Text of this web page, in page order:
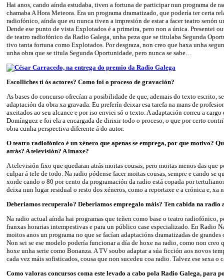
Hai anos, cando aínda estudaba, tiven a fortuna de participar nun programa de
chamaba A Hora Meteora. Era un programa dramatizado, que podería ter certa
radiofónico, aínda que eu nunca tiven a impresión de estar a facer teatro senón
Dende ese punto de vista Explotados é a primeira, pero non a única. Presentei
de teatro radiofónico da Radio Galega, unha peza que se titulaba Segunda
tivo tanta fortuna como Explotados. Por desgraza, non creo que haxa unha
unha obra que se titula Segunda Oportunidade, pero nunca se sabe…
Escolliches ti ós actores? Como foi o proceso de gravación?
As bases do concurso ofrecían a posibilidade de que, ademais do texto escrito,
adaptación da obra xa gravada. Eu preferín deixar esa tarefa na mans de
axeitados ao seu alcance e por iso enviei só o texto. A adaptación correu a cargo
Domínguez e foi ela a encargada de dirixir todo o proceso, o que por certo
obra cunha perspectiva diferente á do autor.
O teatro radiofónico é un xénero que apenas se emprega, por que motivo?
atrás? A televisión? A imaxe?
A televisión fixo que quedaran atrás moitas cousas, pero moitas menos das que
culpar á tele de todo. Na radio pódense facer moitas cousas, sempre e cando se
xorde cando o 80 por cento da programación da radio está copada por
deixa nun lugar residual o resto dos xéneros, como a reportaxe e a crónica e, xa
Deberiamos recuperalo? Deberiamos empregalo máis? Ten cabida na radio
Na radio actual aínda hai programas que teñen como base o teatro radiofónico,
franxas horarias intempestivas e para un público case especializado. En Radio
moitos anos un programa no que se facían adaptacións dramatizadas de grandes
Non sei se ese modelo podería funcionar a día de hoxe na radio, como non creo
hoxe unha serie como Bonanza. A TV soubo adaptar a súa ficción aos novos
cada vez máis sofisticados, cousa que non sucedeu coa radio. Talvez ese sexa o
Como valoras concursos coma este levado a cabo pola Radio Galega, para